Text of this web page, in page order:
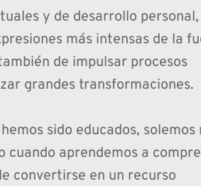
y de desarrollo personal,
más intensas de la
de impulsar procesos
grandes transformaciones.
sido educados,
aprendemos a
convertirse en un recurso